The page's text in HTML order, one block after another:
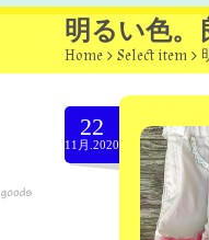
Home
about
Select item
omutucake
moon chip
明るい色。
Home > Select item >
22
11月.2020